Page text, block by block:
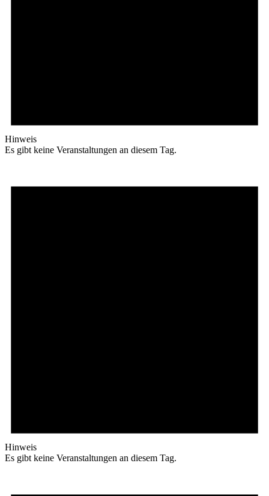
Hinweis
Es gibt keine Veranstaltungen an diesem Tag.
Hinweis
Es gibt keine Veranstaltungen an diesem Tag.